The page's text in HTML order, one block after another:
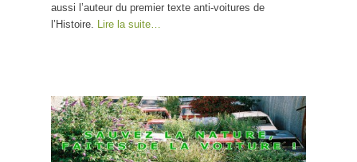
aussi l’auteur du premier texte anti-voitures de
l’Histoire. Lire la suite…